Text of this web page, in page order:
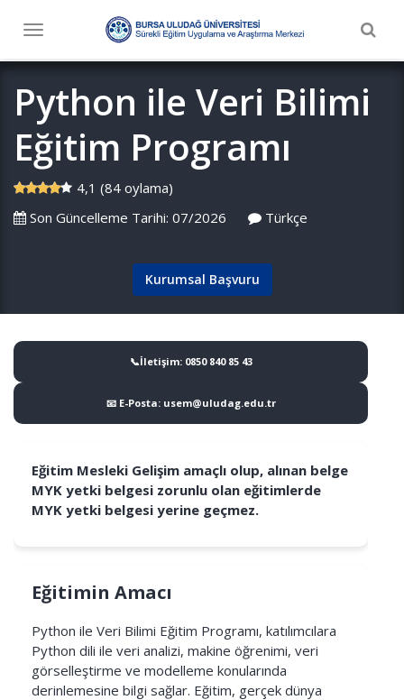
Toggle
Python ile Veri Bilimi
Eğitim Programı
4,1 (84 oylama)
Son Güncelleme Tarihi: 07/2026
Türkçe
Kurumsal Başvuru
📞İletişim: 0850 840 85 43
📧 E-Posta: usem@uludag.edu.tr
Eğitim Mesleki Gelişim amaçlı olup, alınan belge
MYK yetki belgesi zorunlu olan eğitimlerde
MYK yetki belgesi yerine geçmez.
Eğitimin Amacı
Python ile Veri Bilimi Eğitim Programı, katılımcılara
Python dili ile veri analizi, makine öğrenimi, veri
görselleştirme ve modelleme konularında
derinlemesine bilgi sağlar. Eğitim, gerçek dünya